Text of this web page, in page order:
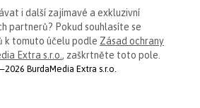
i další zajímavé a exkluzivní
partnerů? Pokud souhlasíte se
k tomuto účelu podle Zásad ochrany
Extra s.r.o., zaškrtněte toto pole.
BurdaMedia Extra s.r.o.